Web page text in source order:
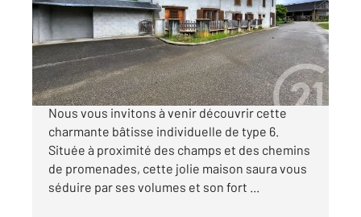
Maison à vendre
420 000 €
Dans environnement calme et campagne -
Nous vous invitons à venir découvrir cette
charmante bâtisse individuelle de type 6.
Située à proximité des champs et des chemins
de promenades, cette jolie maison saura vous
séduire par ses volumes et son fort ...